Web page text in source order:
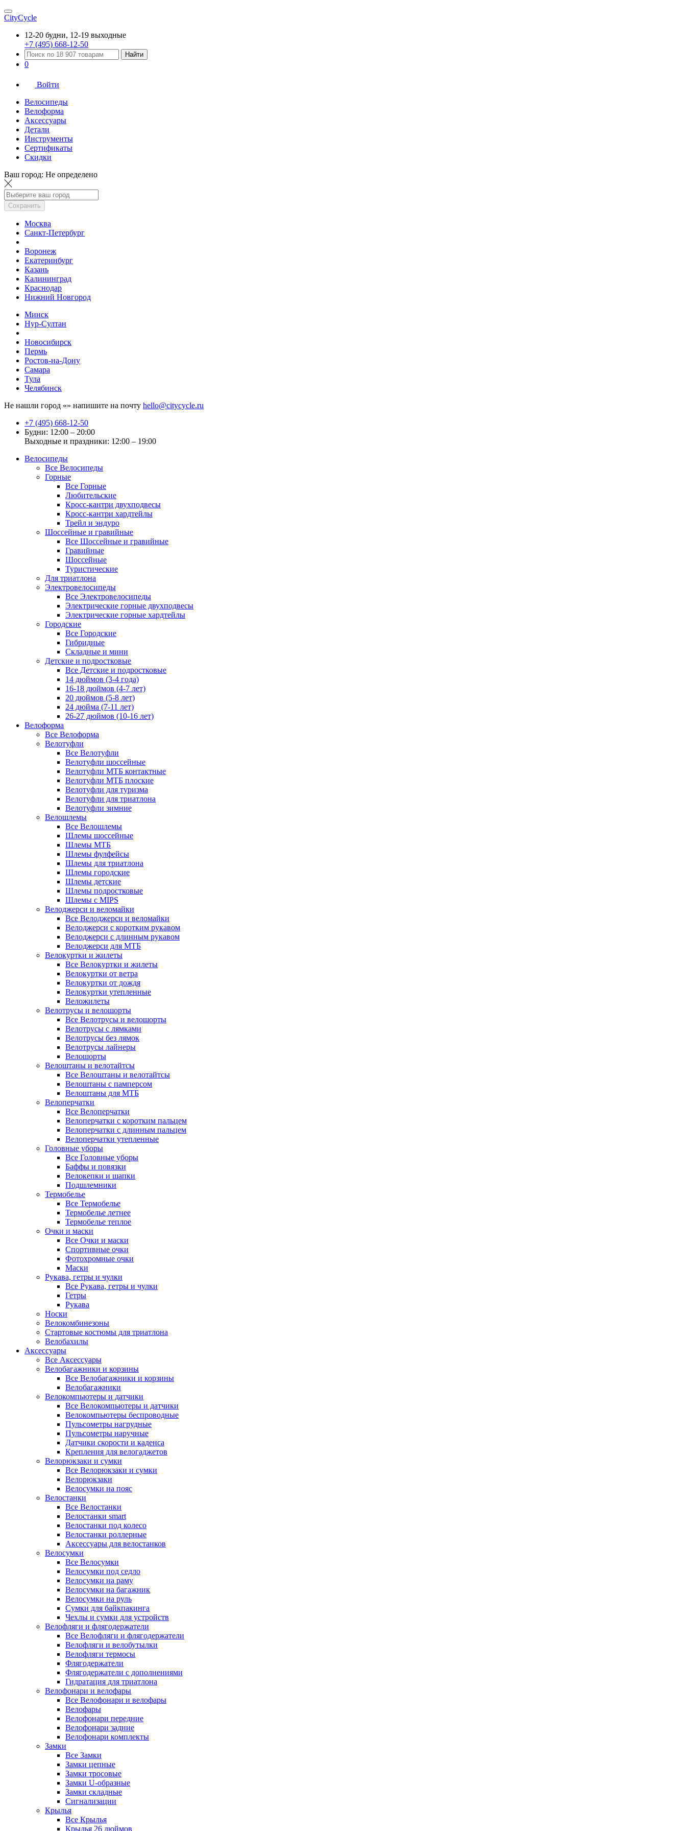
CityCycle
12-20 будни, 12-19 выходные
+7 (495) 668-12-50
Найти
0
Войти
Велосипеды
Велоформа
Аксессуары
Детали
Инструменты
Сертификаты
Скидки
Ваш город: Не определено
Сохранить
Москва
Санкт-Петербург
Воронеж
Екатеринбург
Казань
Калининград
Краснодар
Нижний Новгород
Минск
Нур-Султан
Новосибирск
Пермь
Ростов-на-Дону
Самара
Тула
Челябинск
Не нашли город «» напишите на почту hello@citycycle.ru
+7 (495) 668-12-50
Будни: 12:00 – 20:00
Выходные и праздники: 12:00 – 19:00
Велосипеды
Все Велосипеды
Горные
Все Горные
Любительские
Кросс-кантри двухподвесы
Кросс-кантри хардтейлы
Трейл и эндуро
Шоссейные и гравийные
Все Шоссейные и гравийные
Гравийные
Шоссейные
Туристические
Для триатлона
Электровелосипеды
Все Электровелосипеды
Электрические горные двухподвесы
Электрические горные хардтейлы
Городские
Все Городские
Гибридные
Складные и мини
Детские и подростковые
Все Детские и подростковые
14 дюймов (3-4 года)
16-18 дюймов (4-7 лет)
20 дюймов (5-8 лет)
24 дюйма (7-11 лет)
26-27 дюймов (10-16 лет)
Велоформа
Все Велоформа
Велотуфли
Все Велотуфли
Велотуфли шоссейные
Велотуфли МТБ контактные
Велотуфли МТБ плоские
Велотуфли для туризма
Велотуфли для триатлона
Велотуфли зимние
Велошлемы
Все Велошлемы
Шлемы шоссейные
Шлемы МТБ
Шлемы фулфейсы
Шлемы для триатлона
Шлемы городские
Шлемы детские
Шлемы подростковые
Шлемы с MIPS
Велоджерси и веломайки
Все Велоджерси и веломайки
Велоджерси с коротким рукавом
Велоджерси с длинным рукавом
Велоджерси для МТБ
Велокуртки и жилеты
Все Велокуртки и жилеты
Велокуртки от ветра
Велокуртки от дождя
Велокуртки утепленные
Веложилеты
Велотрусы и велошорты
Все Велотрусы и велошорты
Велотрусы с лямками
Велотрусы без лямок
Велотрусы лайнеры
Велошорты
Велоштаны и велотайтсы
Все Велоштаны и велотайтсы
Велоштаны с памперсом
Велоштаны для МТБ
Велоперчатки
Все Велоперчатки
Велоперчатки с коротким пальцем
Велоперчатки с длинным пальцем
Велоперчатки утепленные
Головные уборы
Все Головные уборы
Баффы и повязки
Велокепки и шапки
Подшлемники
Термобелье
Все Термобелье
Термобелье летнее
Термобелье теплое
Очки и маски
Все Очки и маски
Спортивные очки
Фотохромные очки
Маски
Рукава, гетры и чулки
Все Рукава, гетры и чулки
Гетры
Рукава
Носки
Велокомбинезоны
Стартовые костюмы для триатлона
Велобахилы
Аксессуары
Все Аксессуары
Велобагажники и корзины
Все Велобагажники и корзины
Велобагажники
Велокомпьютеры и датчики
Все Велокомпьютеры и датчики
Велокомпьютеры беспроводные
Пульсометры нагрудные
Пульсометры наручные
Датчики скорости и каденса
Крепления для велогаджетов
Велорюкзаки и сумки
Все Велорюкзаки и сумки
Велорюкзаки
Велосумки на пояс
Велостанки
Все Велостанки
Велостанки smart
Велостанки под колесо
Велостанки роллерные
Аксессуары для велостанков
Велосумки
Все Велосумки
Велосумки под седло
Велосумки на раму
Велосумки на багажник
Велосумки на руль
Сумки для байкпакинга
Чехлы и сумки для устройств
Велофляги и флягодержатели
Все Велофляги и флягодержатели
Велофляги и велобутылки
Велофляги термосы
Флягодержатели
Флягодержатели с дополнениями
Гидратация для триатлона
Велофонари и велофары
Все Велофонари и велофары
Велофары
Велофонари передние
Велофонари задние
Велофонари комплекты
Замки
Все Замки
Замки цепные
Замки тросовые
Замки U-образные
Замки складные
Сигнализации
Крылья
Все Крылья
Крылья 26 дюймов